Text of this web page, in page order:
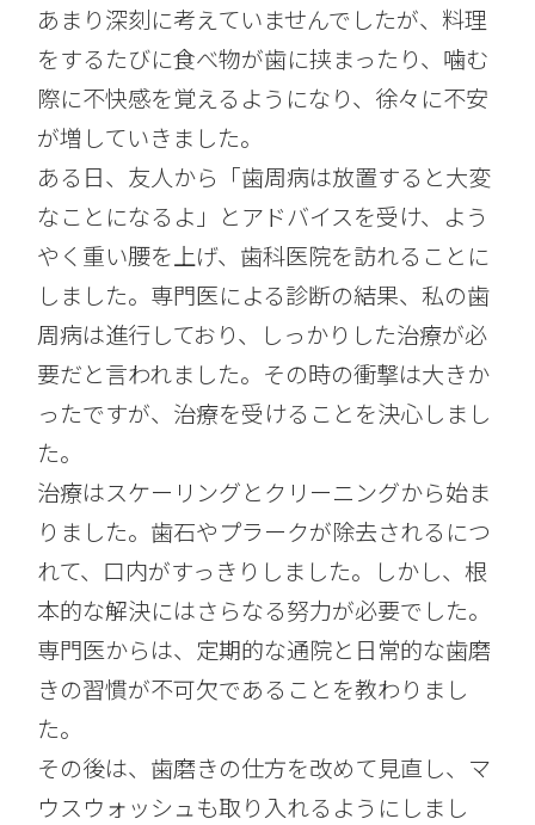
あまり深刻に考えていませんでしたが、料理
をするたびに食べ物が歯に挟まったり、噛む
際に不快感を覚えるようになり、徐々に不安
が増していきました。
ある日、友人から「歯周病は放置すると大変
なことになるよ」とアドバイスを受け、よう
やく重い腰を上げ、歯科医院を訪れることに
しました。専門医による診断の結果、私の歯
周病は進行しており、しっかりした治療が必
要だと言われました。その時の衝撃は大きか
ったですが、治療を受けることを決心しまし
た。
治療はスケーリングとクリーニングから始ま
りました。歯石やプラークが除去されるにつ
れて、口内がすっきりしました。しかし、根
本的な解決にはさらなる努力が必要でした。
専門医からは、定期的な通院と日常的な歯磨
きの習慣が不可欠であることを教わりまし
た。
その後は、歯磨きの仕方を改めて見直し、マ
ウスウォッシュも取り入れるようにしまし